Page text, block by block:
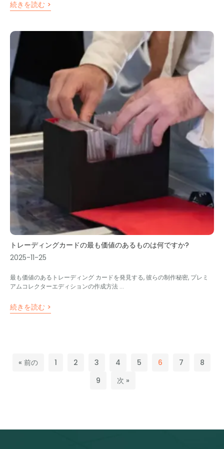
続きを読む >
トレーディングカードの最も価値のあるものは何ですか?
2025-11-25
最も価値のあるトレーディング カードを発見する, 彼らの制作秘密, プレミ
アムコレクターエディションの作成方法 ...
続きを読む >
« 前の 1 2 3 4 5 6 7
8
9
次 »